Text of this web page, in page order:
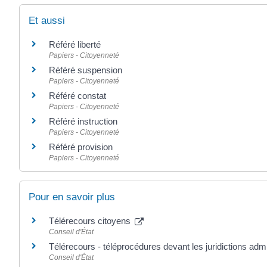
Et aussi
Référé liberté
Papiers - Citoyenneté
Référé suspension
Papiers - Citoyenneté
Référé constat
Papiers - Citoyenneté
Référé instruction
Papiers - Citoyenneté
Référé provision
Papiers - Citoyenneté
Pour en savoir plus
Télérecours citoyens
Conseil d'État
Télérecours - téléprocédures devant les juridictions
Conseil d'État